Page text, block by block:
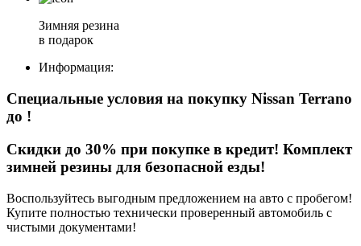
Зимняя резина
в подарок
Информация:
Специальные условия на покупку Nissan Terrano
до !
Скидки до 30% при покупке в кредит! Комплект
зимней резины для безопасной езды!
Воспользуйтесь выгодным предложением на авто с пробегом!
Купите полностью технически проверенный автомобиль с
чистыми документами!